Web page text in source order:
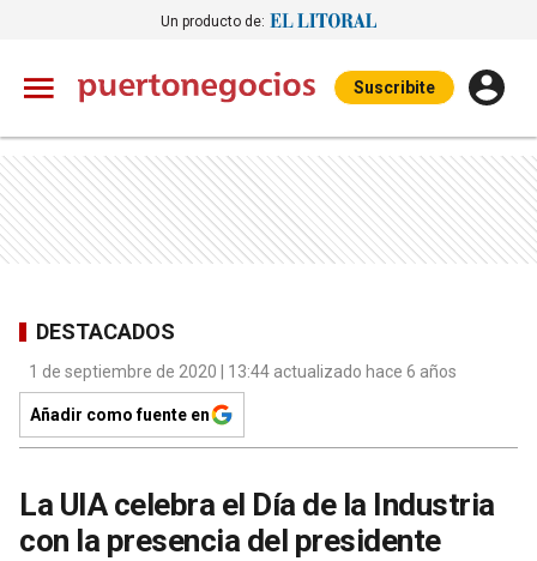
Un producto de:
Suscribite
DESTACADOS
1 de septiembre de 2020 | 13:44 actualizado hace 6 años
Añadir como fuente en
La UIA celebra el Día de la Industria
con la presencia del presidente